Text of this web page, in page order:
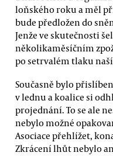
loňského roku a měl
bude předložen do
Jenže ve skutečnosti
několikaměsíčním
po setrvalém tlaku naší
Současně bylo
v lednu a koalice si
projednání. To se ale
nebylo možné
Asociace přehlížet,
Zkrácení lhůt nebylo